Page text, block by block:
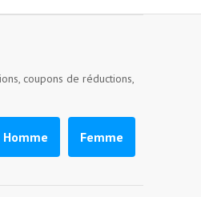
coupons de réductions,
Homme Femme